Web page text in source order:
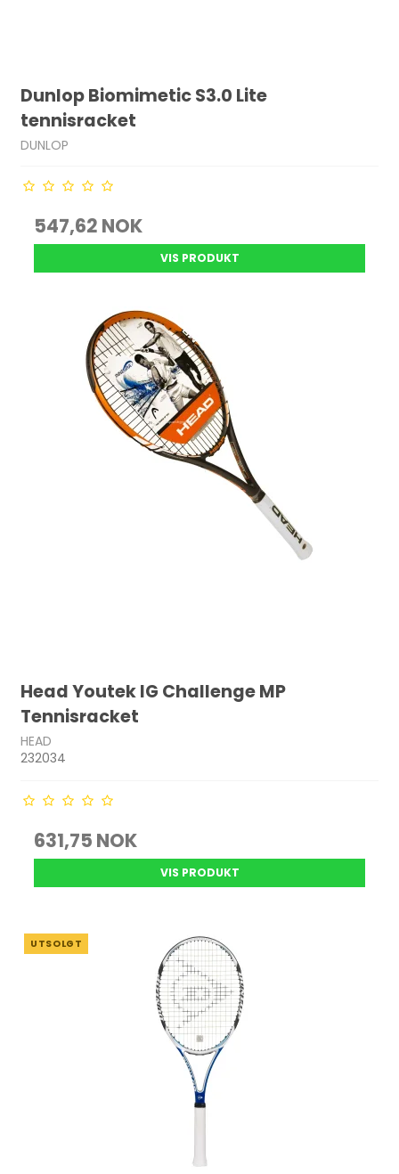
Dunlop Biomimetic S3.0 Lite
tennisracket
DUNLOP
547,62 NOK
VIS PRODUKT
Head Youtek IG Challenge MP
Tennisracket
HEAD
232034
631,75 NOK
VIS PRODUKT
UTSOLGT